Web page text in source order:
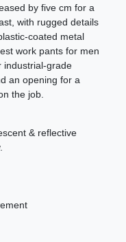
by five cm for a
with rugged details
coated metal
work pants for men
industrial-grade
an opening for a
the job.
& reflective